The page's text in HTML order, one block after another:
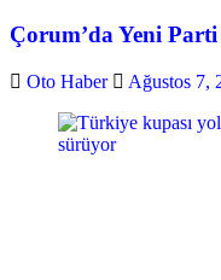
Çorum’da Yeni Parti
Oto Haber Ağustos 7,